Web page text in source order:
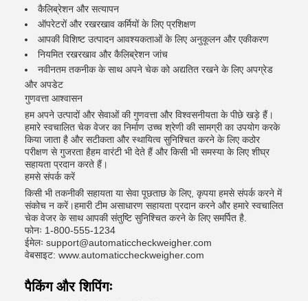
कैलिब्रेशन और सत्यापन
ऑपरेटरों और रखरखाव कर्मियों के लिए प्रशिक्षण
आपकी विशिष्ट उत्पादन आवश्यकताओं के लिए अनुकूलन और एकीकरण
नियमित रखरखाव और कैलिब्रेशन जांच
नवीनतम तकनीक के साथ अपने चेक को अद्यतित रखने के लिए अपग्रेड
और अपडेट
गुणवत्ता आश्वासन
हम अपने उत्पादों और सेवाओं की गुणवत्ता और विश्वसनीयता के पीछे खड़े हैं।
हमारे स्वचालित चेक वेजर का निर्माण उच्च श्रेणी की सामग्री का उपयोग करके
किया जाता है और सटीकता और स्थायित्व सुनिश्चित करने के लिए कठोर
परीक्षण से गुजरता हैहम वारंटी भी देते हैं और किसी भी समस्या के लिए शीघ्र
सहायता प्रदान करते हैं।
हमसे संपर्क करें
किसी भी तकनीकी सहायता या सेवा पूछताछ के लिए, कृपया हमसे संपर्क करने में
संकोच न करें।हमारी टीम असाधारण सहायता प्रदान करने और हमारे स्वचालित
चेक वेजर के साथ आपकी संतुष्टि सुनिश्चित करने के लिए समर्पित है.
फोनः 1-800-555-1234
ईमेलः support@automaticcheckweigher.com
वेबसाइट: www.automaticcheckweigher.com
पैकिंग और शिपिंगः